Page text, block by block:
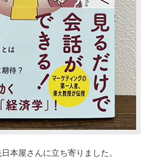
本屋さんに立ち寄りました。